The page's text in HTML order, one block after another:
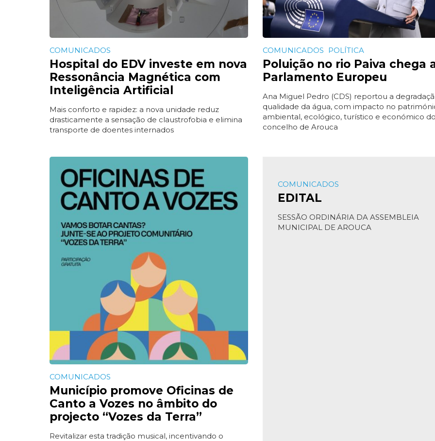
COMUNICADOS
Hospital do EDV investe em nova
Ressonância Magnética com
Inteligência Artificial
Mais conforto e rapidez: a nova unidade reduz
drasticamente a sensação de claustrofobia e elimina
transporte de doentes internados
COMUNICADOS POLÍTICA
Poluição no rio Paiva chega
Parlamento Europeu
Ana Miguel Pedro (CDS) reportou a
qualidade da água, com impacto no
ambiental, ecológico, turístico e económico
concelho de Arouca
COMUNICADOS
Município promove Oficinas de
Canto a Vozes no âmbito do
projecto “Vozes da Terra”
Revitalizar esta tradição musical, incentivando o
COMUNICADOS
EDITAL
SESSÃO ORDINÁRIA DA ASSEMBLEIA
MUNICIPAL DE AROUCA